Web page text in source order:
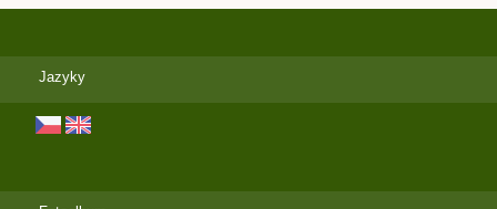
Jazyky